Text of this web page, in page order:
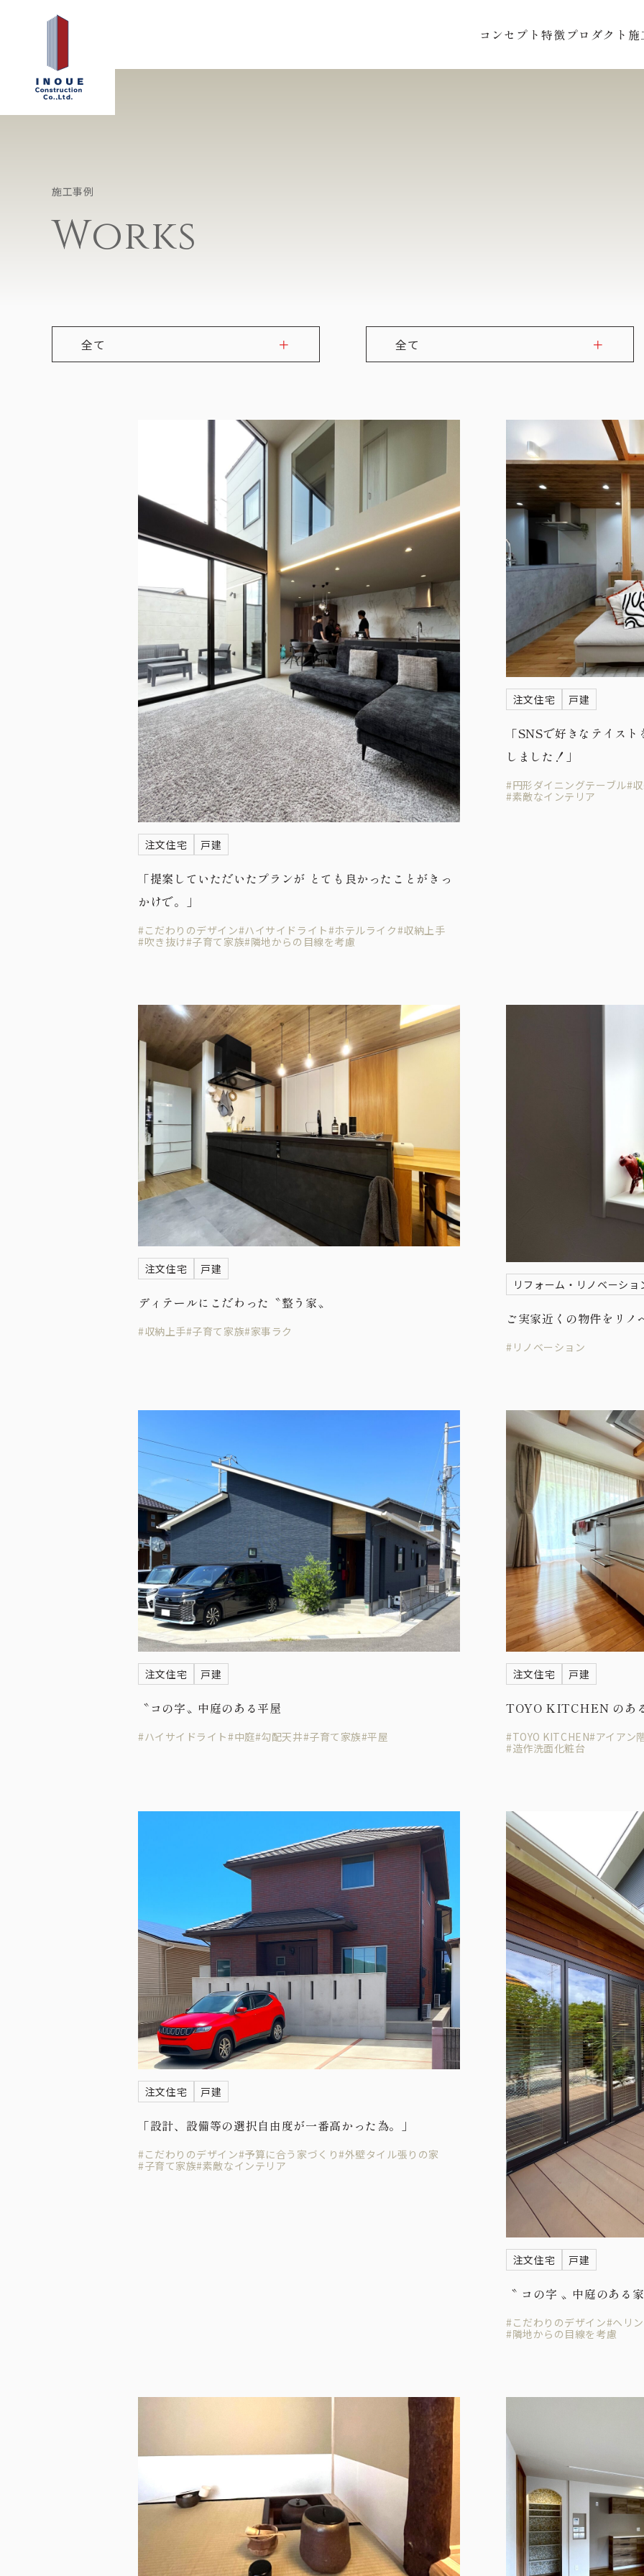
コンセプト特徴プロダクト
施工事例
Works
全て
注文住宅
全て
戸建
注文住宅 戸建
「提案していただいたプランが とても良かったことがきっ
かけで。」
#こだわりのデザイン#ハイサイドライト#ホテルライク#収納上手
#吹き抜け#子育て家族#隣地からの目線を考慮
注文住宅 戸建
「SNSで好きなテイス
しました！」
#円形ダイニングテーブル#
#素敵なインテリア
注文住宅 戸建
ディテールにこだわった〝整う家〟
#収納上手#子育て家族#家事ラク
リフォーム・リノベーショ
ご実家近くの物件をリノ
#リノベーション
注文住宅 戸建
〝コの字〟中庭のある平屋
#ハイサイドライト#中庭#勾配天井#子育て家族#平屋
注文住宅 戸建
TOYO KITCHEN のあ
#TOYO KITCHEN#アイアン
#造作洗面化粧台
注文住宅 戸建
「設計、設備等の選択自由度が一番高かった為。」
#こだわりのデザイン#予算に合う家づくり#外壁タイル張りの家
#子育て家族#素敵なインテリア
注文住宅 戸建
〝 コの字 〟中庭のある家
#こだわりのデザイン#ヘリ
#隣地からの目線を考慮